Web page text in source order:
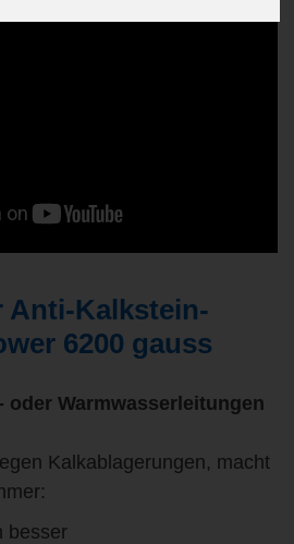
Anti-Kalkstein-
6200 gauss
oder Warmwasserleitungen
Kalkablagerungen, macht
besser